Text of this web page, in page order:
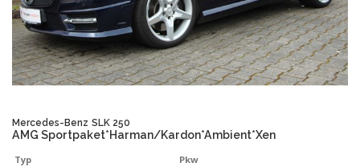
Mercedes-Benz SLK 250
AMG Sportpaket*Harman/Kardon*Ambient*Xen
Typ
Pkw